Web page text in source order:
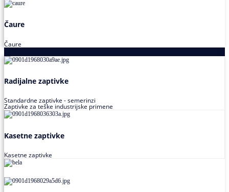
Čaure
Čaure
Radijalne zaptivke
Standardne zaptivke - semerinzi
Zaptivke za teške industrijske primene
Kasetne zaptivke
Kasetne zaptivke